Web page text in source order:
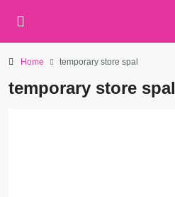
Home temporary store spal
temporary store spal